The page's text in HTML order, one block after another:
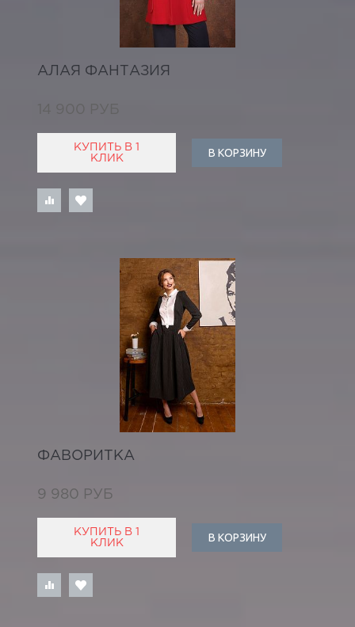
АЛАЯ ФАНТАЗИЯ
14 900 РУБ
КУПИТЬ В 1
КЛИК
В КОРЗИНУ
ФАВОРИТКА
9 980 РУБ
КУПИТЬ В 1
КЛИК
В КОРЗИНУ